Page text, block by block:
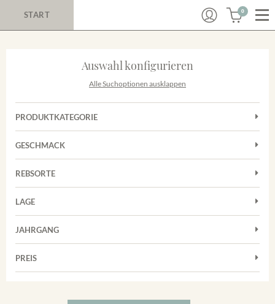
START 0
Auswahl konfigurieren
Alle Suchoptionen ausklappen
PRODUKTKATEGORIE
Cuvées
Rosé
Sekt
GESCHMACK
Trocken
REBSORTE
Auxerrois
Cuvée
Grauburgunder
LAGE
Achkarrer Schlossberg
Merdinger Bühl
Vorderer Winklerberg
JAHRGANG
PREIS